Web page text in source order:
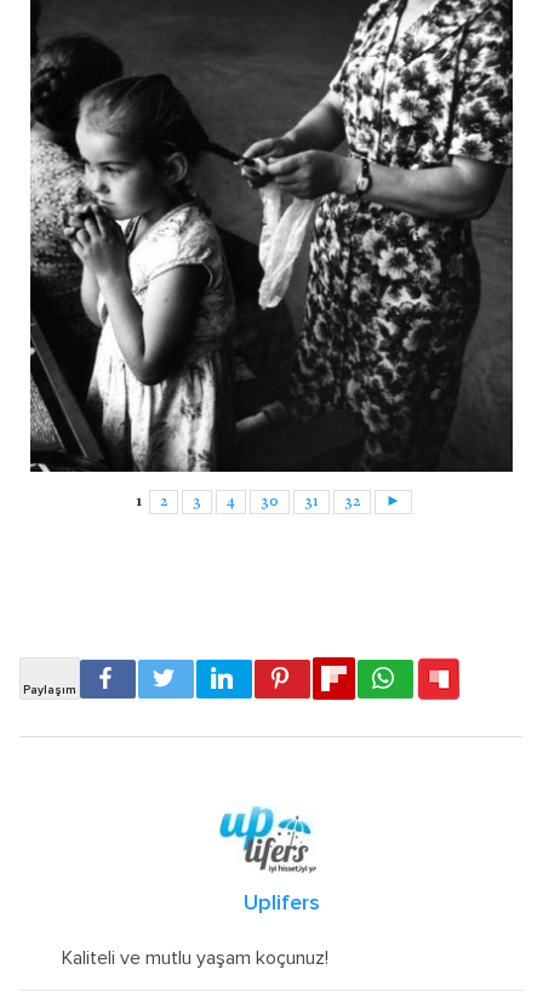
1 2 3 4 30 31 32 ►
Uplifers
Kaliteli ve mutlu yaşam koçunuz!